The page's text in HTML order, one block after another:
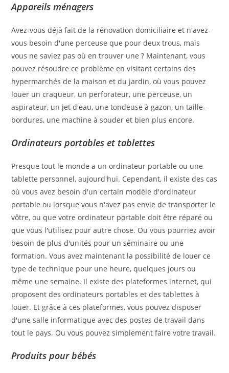
Appareils ménagers
Avez-vous déjà fait de la rénovation domiciliaire et n'avez-
vous besoin d'une perceuse que pour deux trous, mais
vous ne saviez pas où en trouver une ? Maintenant, vous
pouvez résoudre ce problème en visitant certains des
hypermarchés de la maison et du jardin, où vous pouvez
louer un craqueur, un perforateur, une perceuse, un
aspirateur, un jet d'eau, une tondeuse à gazon, un taille-
bordures, une machine à souder et bien plus encore.
Ordinateurs portables et tablettes
Presque tout le monde a un ordinateur portable ou une
tablette personnel, aujourd'hui. Cependant, il existe des cas
où vous avez besoin d'un certain modèle d'ordinateur
portable ou lorsque vous n'avez pas envie de transporter le
vôtre, ou que votre ordinateur portable doit être réparé ou
que vous l'utilisez pour autre chose. Ou vous pourriez avoir
besoin de plus d'unités pour un séminaire ou une
formation. Vous avez maintenant la possibilité de louer ce
type de technique pour une heure, quelques jours ou
même une semaine. Il existe des plateformes internet, qui
proposent des ordinateurs portables et des tablettes à
louer. Et grâce à ces plateformes, vous pouvez disposer
d'une salle informatique avec des postes de travail dans
tout le pays. Ou vous pouvez simplement faire votre travail.
Produits pour bébés